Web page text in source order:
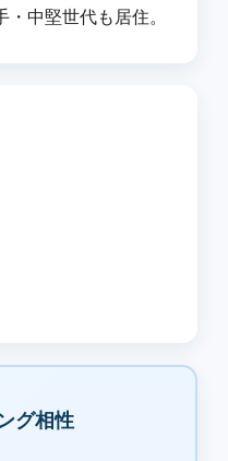
中堅世代も居住。
グ相性